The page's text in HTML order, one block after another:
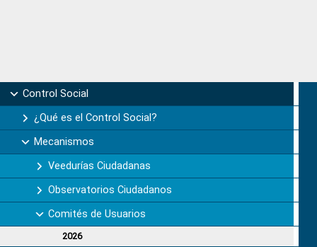
Primary
Sidebar
Control Social
¿Qué es el Control Social?
Mecanismos
Veedurías Ciudadanas
Observatorios Ciudadanos
Comités de Usuarios
2026